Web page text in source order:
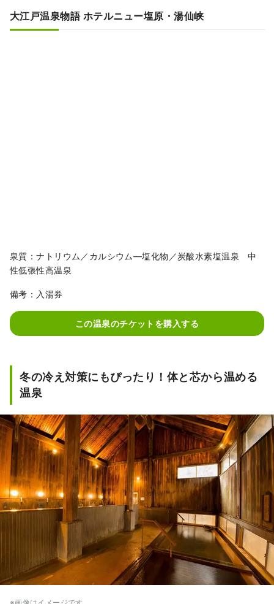
大江戸温泉物語 ホテルニュー塩原・湯仙峡
泉質：ナトリウム／カルシウム―塩化物／炭酸水素塩温泉 中
性低張性高温泉
備考：入湯券
この温泉のチケットを購入する
冬の冷え対策にもぴったり！体と芯から温める
温泉